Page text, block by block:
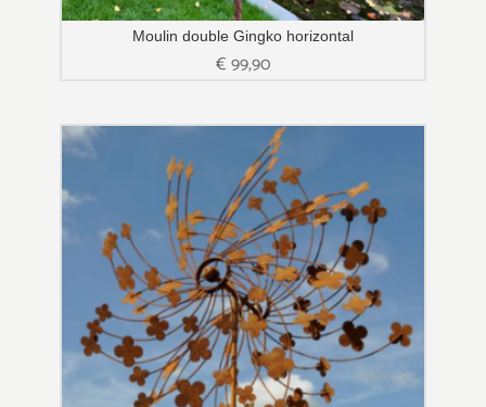
Moulin double Gingko horizontal
€99,90